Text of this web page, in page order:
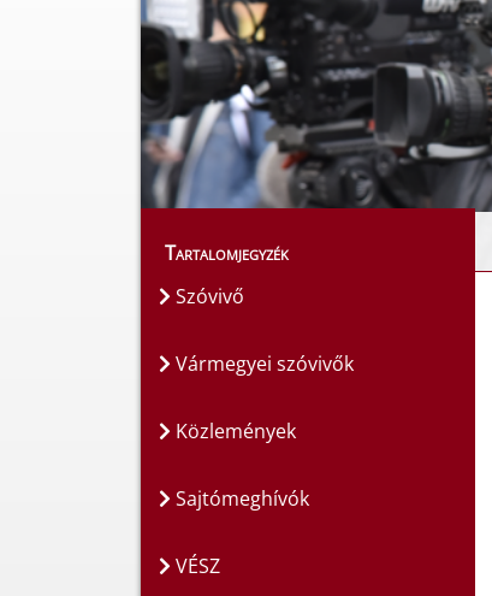
Tartalomjegyzék
Szóvivő
Vármegyei szóvivők
Közlemények
Sajtómeghívók
VÉSZ